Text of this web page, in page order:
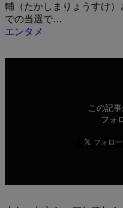
輔（たかしまりょうすけ
での当選で…
エンタメ
この記
フォ